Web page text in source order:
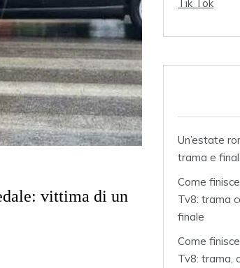
vittima di un
Tik Tok
Un’estate
trama e
Come
Tv8: trama
finale
Come
Tv8: trama,